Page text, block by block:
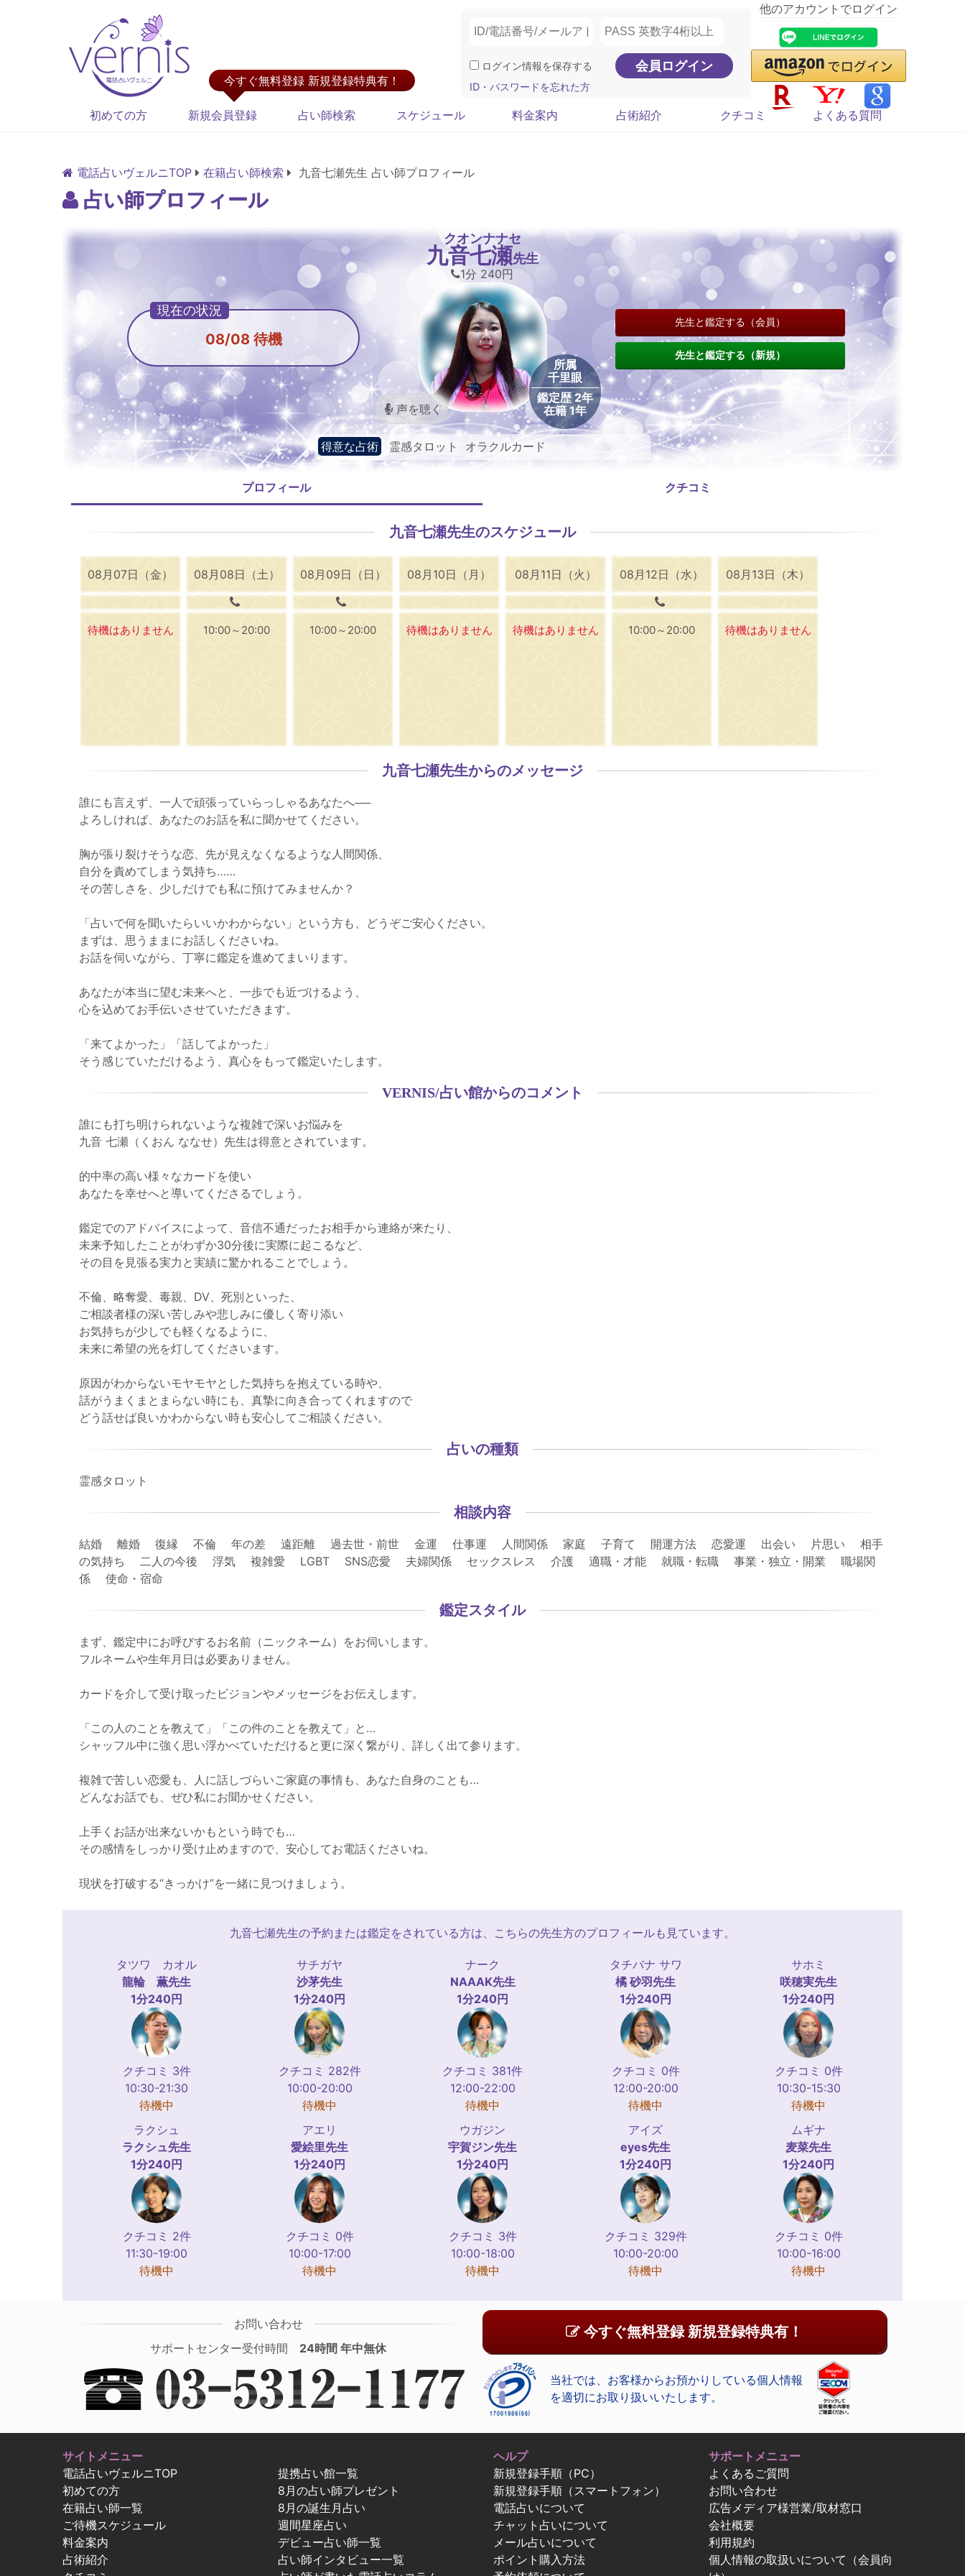
今すぐ無料登録 新規登録特典有！
ログイン情報を保存する
ID・パスワードを忘れた方
他のアカウントでログイン
初めての方 新規会員登録 占い師検索 スケジュール 料金案内 占術紹介 クチコミ よくある質問
電話占いヴェルニTOP 在籍占い師検索 九音七瀬先生 占い師プロフィール
占い師プロフィール
クオンナナセ
九音七瀬先生
声を聴く
所属
千里眼
鑑定歴 2年
在籍 1年
得意な占術 霊感タロット オラクルカード
1分 240円
08/08 待機
先生と鑑定する（会員）
先生と鑑定する（新規）
プロフィール クチコミ
九音七瀬先生のスケジュール
08月07日（金）
待機はありません
08月08日（土）
10:00～20:00
08月09日（日）
10:00～20:00
08月10日（月）
待機はありません
08月11日（火）
待機はありません
08月12日（水）
10:00～20:00
08月13日（木）
待機はありません
九音七瀬先生からのメッセージ
誰にも言えず、一人で頑張っていらっしゃるあなたへ──
よろしければ、あなたのお話を私に聞かせてください。
胸が張り裂けそうな恋、先が見えなくなるような人間関係、
自分を責めてしまう気持ち……
その苦しさを、少しだけでも私に預けてみませんか？
「占いで何を聞いたらいいかわからない」という方も、どうぞご安心ください。
まずは、思うままにお話しくださいね。
お話を伺いながら、丁寧に鑑定を進めてまいります。
あなたが本当に望む未来へと、一歩でも近づけるよう、
心を込めてお手伝いさせていただきます。
「来てよかった」「話してよかった」
そう感じていただけるよう、真心をもって鑑定いたします。
VERNIS/占い館からのコメント
誰にも打ち明けられないような複雑で深いお悩みを
九音 七瀬（くおん ななせ）先生は得意とされています。
的中率の高い様々なカードを使い
あなたを幸せへと導いてくださるでしょう。
鑑定でのアドバイスによって、音信不通だったお相手から連絡が来たり、
未来予知したことがわずか30分後に実際に起こるなど、
その目を見張る実力と実績に驚かれることでしょう。
不倫、略奪愛、毒親、DV、死別といった、
ご相談者様の深い苦しみや悲しみに優しく寄り添い
お気持ちが少しでも軽くなるように、
未来に希望の光を灯してくださいます。
原因がわからないモヤモヤとした気持ちを抱えている時や、
話がうまくまとまらない時にも、真摯に向き合ってくれますので
どう話せば良いかわからない時も安心してご相談ください。
占いの種類
霊感タロット
相談内容
結婚 離婚 復縁 不倫 年の差 遠距離 過去世・前世 金運 仕事運 人間関係 家庭 子育て 開運方法 恋愛運 出会い 片思い 相手
の気持ち 二人の今後 浮気 複雑愛 LGBT SNS恋愛 夫婦関係 セックスレス 介護 適職・才能 就職・転職 事業・独立・開業 職場関
係 使命・宿命
鑑定スタイル
まず、鑑定中にお呼びするお名前（ニックネーム）をお伺いします。
フルネームや生年月日は必要ありません。
カードを介して受け取ったビジョンやメッセージをお伝えします。
「この人のことを教えて」「この件のことを教えて」と…
シャッフル中に強く思い浮かべていただけると更に深く繋がり、詳しく出て参ります。
複雑で苦しい恋愛も、人に話しづらいご家庭の事情も、あなた自身のことも…
どんなお話でも、ぜひ私にお聞かせください。
上手くお話が出来ないかもという時でも…
その感情をしっかり受け止めますので、安心してお電話くださいね。
現状を打破する“きっかけ”を一緒に見つけましょう。
九音七瀬先生の予約または鑑定をされている方は、こちらの先生方のプロフィールも見ています。
タツワ カオル
龍輪 薫先生
1分240円
クチコミ 3件
10:30-21:30
待機中
サチガヤ
沙茅先生
1分240円
クチコミ 282件
10:00-20:00
待機中
ナーク
NAAAK先生
1分240円
クチコミ 381件
12:00-22:00
待機中
タチバナ サワ
橘 砂羽先生
1分240円
クチコミ 0件
12:00-20:00
待機中
サホミ
咲穂実先生
1分240円
クチコミ 0件
10:30-15:30
待機中
ラクシュ
ラクシュ先生
1分240円
クチコミ 2件
11:30-19:00
待機中
アエリ
愛絵里先生
1分240円
クチコミ 0件
10:00-17:00
待機中
ウガジン
宇賀ジン先生
1分240円
クチコミ 3件
10:00-18:00
待機中
アイズ
eyes先生
1分240円
クチコミ 329件
10:00-20:00
待機中
ムギナ
麦菜先生
1分240円
クチコミ 0件
10:00-16:00
待機中
お問い合わせ
サポートセンター受付時間 24時間 年中無休
今すぐ無料登録 新規登録特典有！
当社では、お客様からお預かりしている個人情報
を適切にお取り扱いいたします。
サイトメニュー
電話占いヴェルニTOP
初めての方
在籍占い師一覧
ご待機スケジュール
料金案内
占術紹介
提携占い館一覧
8月の占い師プレゼント
8月の誕生月占い
週間星座占い
デビュー占い師一覧
占い師インタビュー一覧
ヘルプ
新規登録手順（PC）
新規登録手順（スマートフォン）
電話占いについて
チャット占いについて
メール占いについて
ポイント購入方法
サポートメニュー
よくあるご質問
お問い合わせ
広告メディア様営業/取材窓口
会社概要
利用規約
個人情報の取扱いについて（会員向